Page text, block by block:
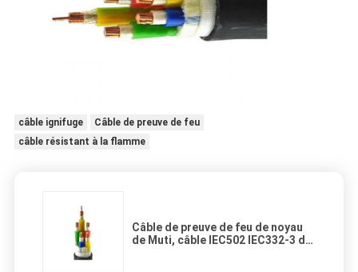
câble ignifuge
Câble de preuve de feu
câble résistant à la flamme
Câble de preuve de feu de noyau
de Muti, câble IEC502 IEC332-3 de